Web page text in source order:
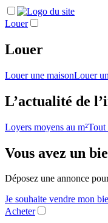
Louer
Louer
Louer une maisonLouer
L’actualité de
Loyers moyens au m²Tout
Vous avez un
Déposez une annonce
Je souhaite vendre mon
Acheter